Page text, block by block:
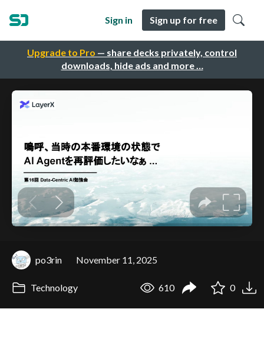
Upgrade to Pro — share decks privately, control
downloads, hide ads and more …
Sign in Sign up for free
po3rin November 11, 2025
Technology 610 0